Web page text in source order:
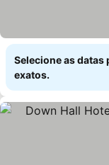
Selecione as datas
exatos.